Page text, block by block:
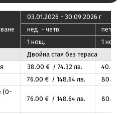
03.01.2026 - 30.09.2026 г
нед. - четв.
пeт. -
1 нощ.
1 нощ.
Двойна стая без тераса
38.00 € / 74.32лв. 40.00
76.00 € / 148.64лв. 80.00
(0-
76.00 € / 148.64лв. 80.00